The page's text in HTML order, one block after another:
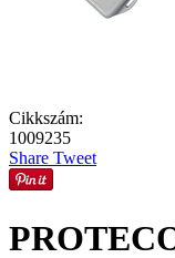
Cikkszám:
1009235
Share Tweet